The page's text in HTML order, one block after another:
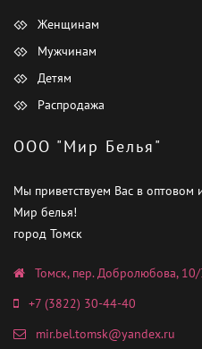
Женщинам
Мужчинам
Детям
Распродажа
ООО "Мир Белья"
Мы приветствуем Вас в оптовом
Мир белья!
город Томск
Томск, пер. Добролюбова,
+7 (3822) 30-44-40
mir.bel.tomsk@yandex.ru